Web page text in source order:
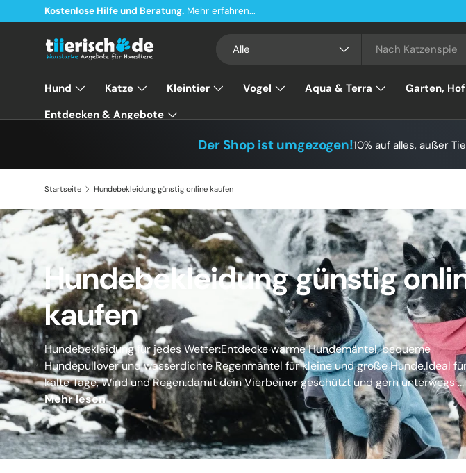
Direkt zum Inhalt
Kostenlose Hilfe und Beratung. Mehr erfahren...
Alle
Hund Katze Kleintier Vogel Aqua & Terra Garten,
Entdecken & Angebote
Der Shop ist umgezogen!10% auf alles, außer
Startseite Hundebekleidung günstig online kaufen
Hundebekleidung günstig
kaufen
Hundebekleidung für jedes Wetter:Entdecke warme Hundemäntel, bequeme
Hundepullover und wasserdichte Regenmäntel für kleine und große Hunde.Ideal
kalte Tage, Wind und Regen.damit dein Vierbeiner geschützt und gern unterwegs ...
Mehr lesen